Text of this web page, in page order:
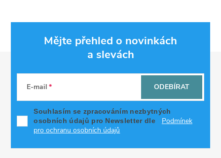
Mějte přehled o novinkách
a slevách
E-mail
Souhlasím se zpracováním nezbytných
osobních údajů pro Newsletter dle
Podmínek
pro ochranu osobních údajů
ODEBÍRAT